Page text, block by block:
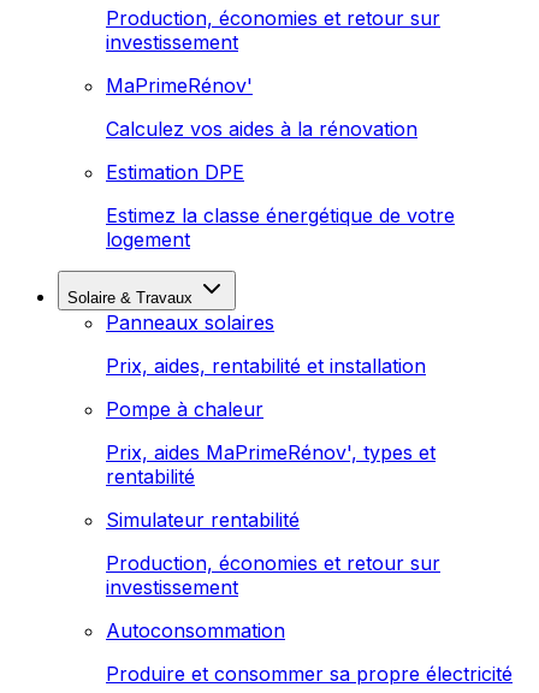
Production, économies et retour sur
investissement
MaPrimeRénov'
Calculez vos aides à la rénovation
Estimation DPE
Estimez la classe énergétique de votre
logement
Solaire & Travaux
Panneaux solaires
Prix, aides, rentabilité et installation
Pompe à chaleur
Prix, aides MaPrimeRénov', types et
rentabilité
Simulateur rentabilité
Production, économies et retour sur
investissement
Autoconsommation
Produire et consommer sa propre électricité